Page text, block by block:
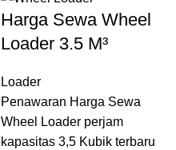
Harga Sewa Wheel
Loader 3.5 M³
Loader
Penawaran Harga Sewa
Wheel Loader perjam
kapasitas 3,5 Kubik terbaru